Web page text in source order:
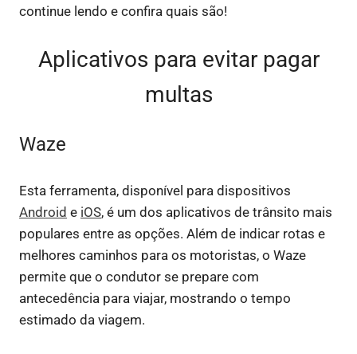
continue lendo e confira quais são!
Aplicativos para evitar pagar
multas
Waze
Esta ferramenta, disponível para dispositivos
Android e iOS, é um dos aplicativos de trânsito mais
populares entre as opções. Além de indicar rotas e
melhores caminhos para os motoristas, o Waze
permite que o condutor se prepare com
antecedência para viajar, mostrando o tempo
estimado da viagem.